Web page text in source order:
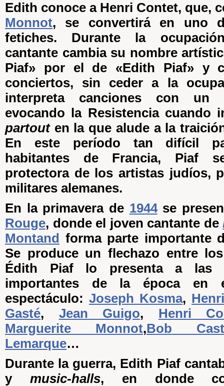
Edith conoce a Henri Contet, que,
Monnot, se convertirá en uno
fetiches. Durante la
cantante cambia su nombre
Piaf» por el de «Edith Piaf» y
conciertos, sin ceder a la
interpreta canciones con un
evocando la Resistencia cuando
partouten la que alude a la
En este período tan difícil
habitantes de Francia, Piaf
protectora de los artistas judíos,
militares alemanes.
En la primavera de 1944se
Rouge, donde el joven cantante de
Montand
forma parte importante
Se produce un flechazo entre
Édith Piaf lo presenta a las
importantes de la época en
espectáculo: Joseph Kosma,
Gasté, Jean Guigo, Henri
Marguerite Monnot,Bob
Lemarque…
Durante la guerra, Edith Piaf
y music-halls, en donde